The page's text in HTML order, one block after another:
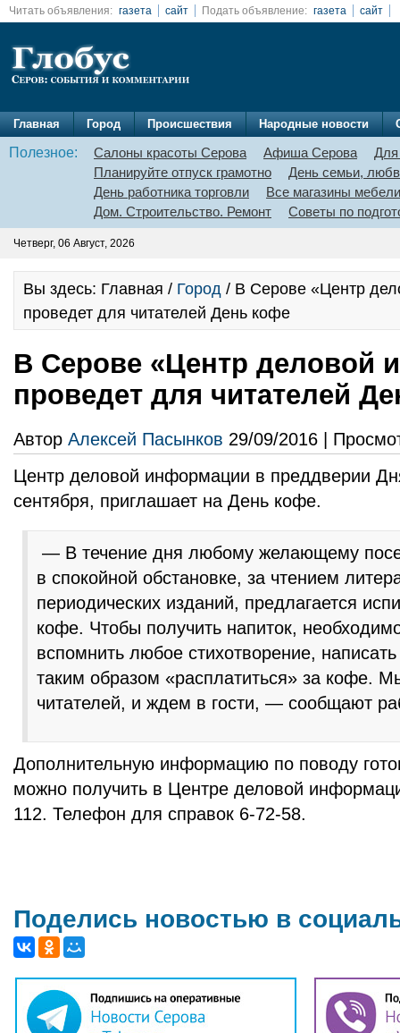
Читать объявления: газета сайт Подать объявление: газета сайт
Главная Город Происшествия Народные новости
Полезное: Салоны красоты Серова Афиша Серова
Для
Планируйте отпуск грамотно
День семьи,
День работника торговли
Все магазины мебели
Дом. Строительство. Ремонт
Советы по
Четверг, 06 Август, 2026
Вы здесь: Главная / Город / В Серове «Центр
проведет для читателей День кофе
В Серове «Центр деловой
проведет для читателей
Автор Алексей Пасынков 29/09/2016 |
Центр деловой информации в преддверии
сентября, приглашает на День кофе.
— В течение дня любому желающему
в спокойной обстановке, за чтением
периодических изданий, предлагается
кофе. Чтобы получить напиток,
вспомнить любое стихотворение,
таким образом «расплатиться» за кофе.
читателей, и ждем в гости, — сообщают
Дополнительную информацию по поводу
можно получить в Центре деловой
112. Телефон для справок 6-72-58.
Поделись новостью в